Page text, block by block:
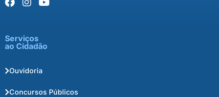
Serviços
ao Cidadão
Ouvidoria
Concursos Públicos